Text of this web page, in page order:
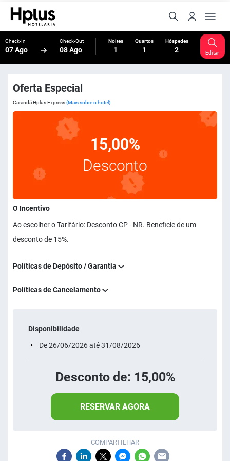
Check-In
07 Ago
Check-Out
08 Ago
Noites
1
Quartos
1
Hóspedes
2 Editar
Oferta Especial
Carandá Hplus Express(Mais sobre o hotel)
15,00%
Desconto
O Incentivo
Ao escolher o Tarifário: Desconto CP - NR. Beneficie de um
desconto de 15%.
Políticas de Depósito / Garantia
Políticas de Cancelamento
Disponibilidade
De 26/06/2026 até 31/08/2026
Desconto de: 15,00%
RESERVAR AGORA
COMPARTILHAR